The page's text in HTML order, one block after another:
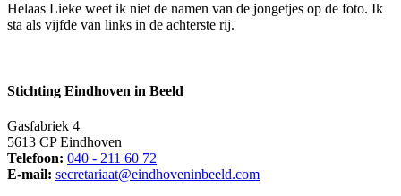
Helaas Lieke weet ik niet de namen van de jongetjes op de foto. Ik
sta als vijfde van links in de achterste rij.
Stichting Eindhoven in Beeld
Gasfabriek 4
5613 CP Eindhoven
Telefoon: 040 - 211 60 72
E-mail: secretariaat@eindhoveninbeeld.com